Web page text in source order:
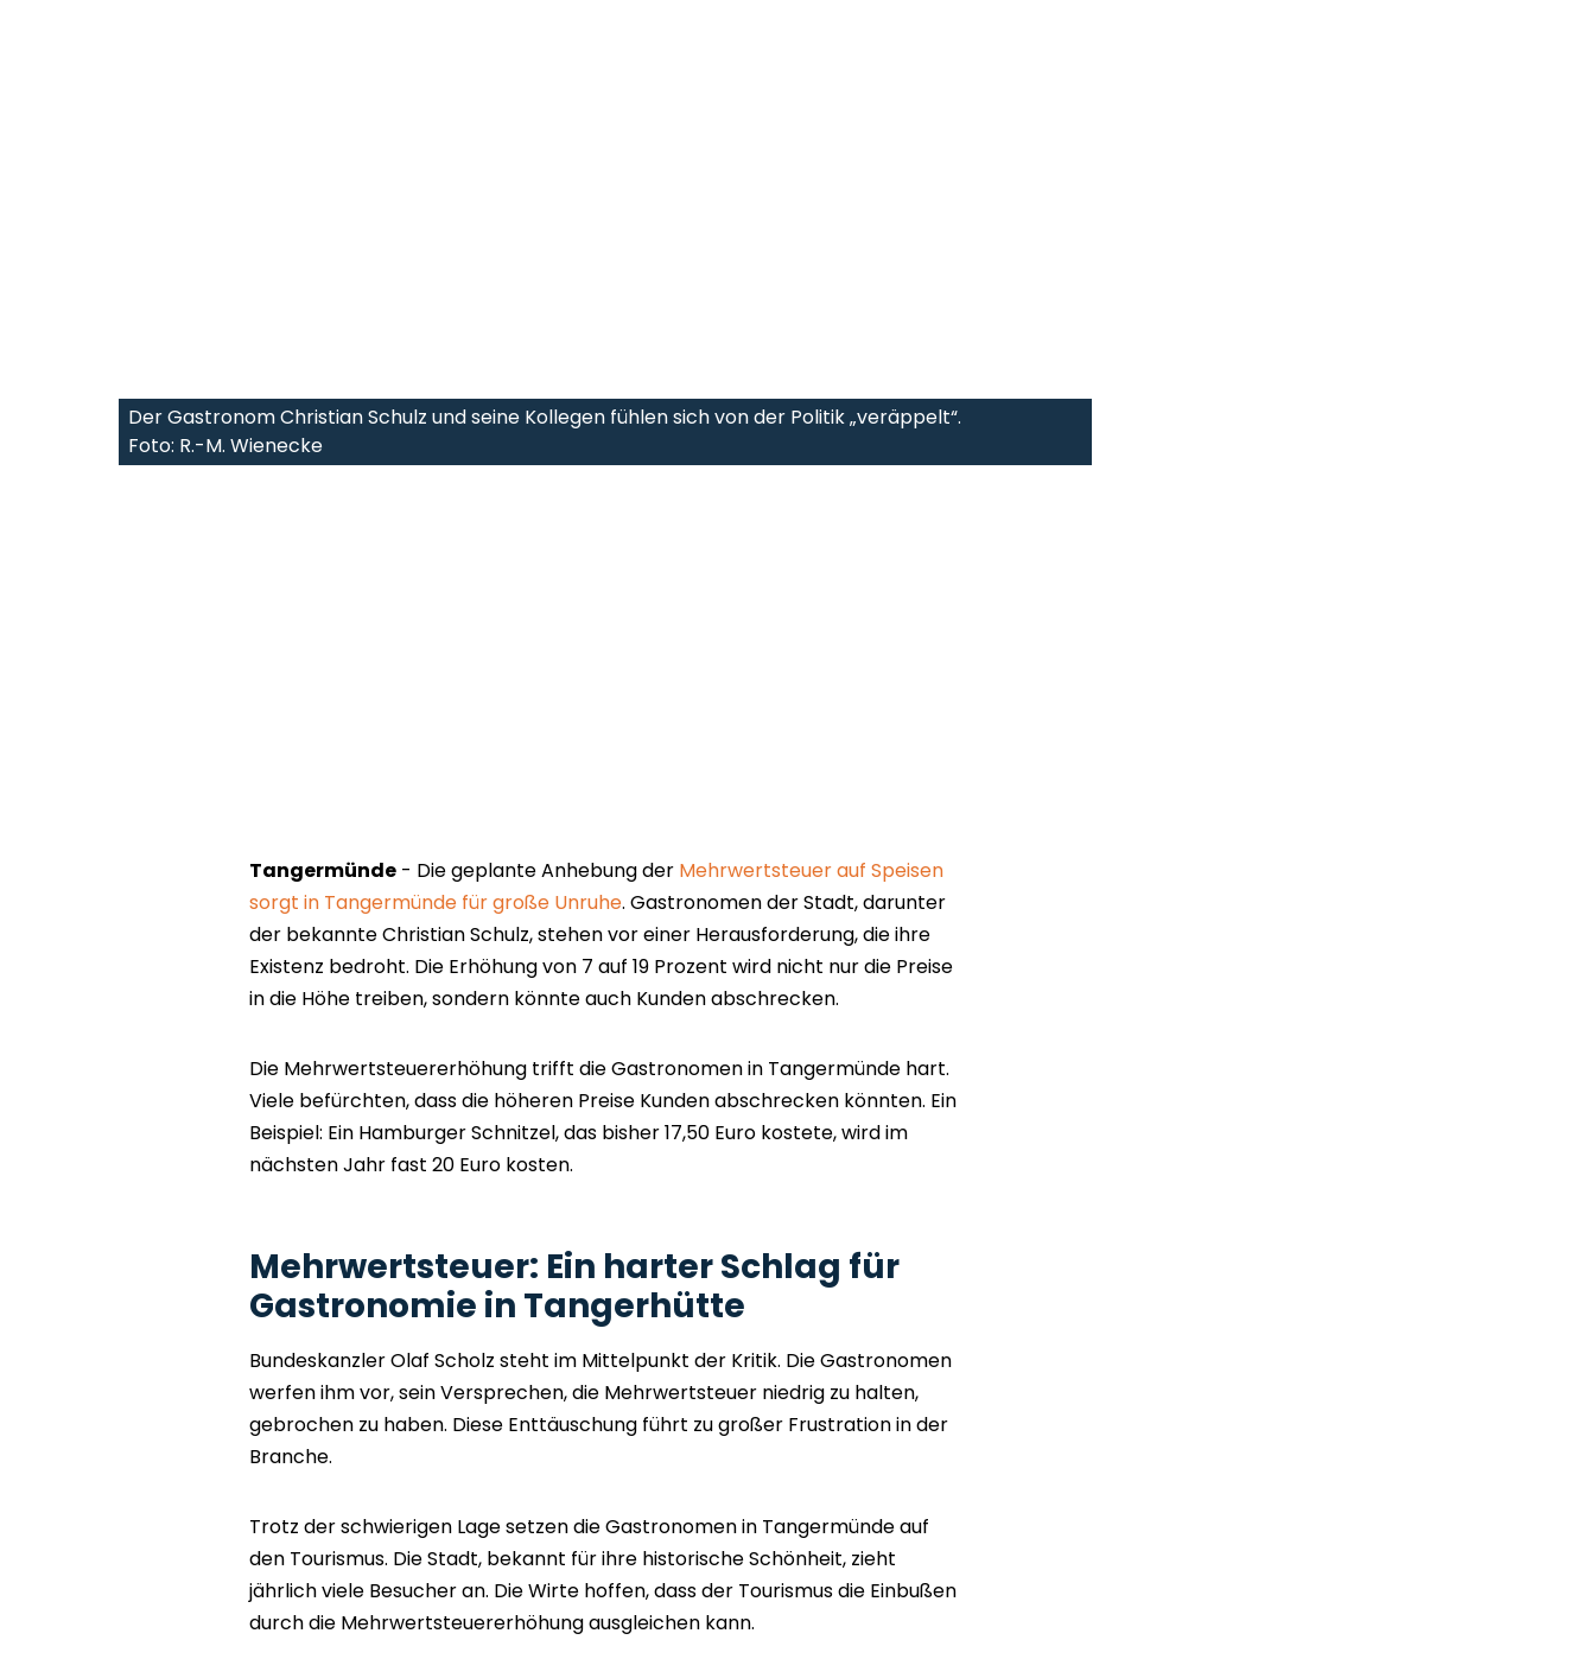
Der Gastronom Christian Schulz und seine Kollegen fühlen sich von der Politik „veräppelt“.
Foto: R.-M. Wienecke
Tangermünde - Die geplante Anhebung der Mehrwertsteuer auf Speisen
sorgt in Tangermünde für große Unruhe. Gastronomen der Stadt, darunter
der bekannte Christian Schulz, stehen vor einer Herausforderung, die ihre
Existenz bedroht. Die Erhöhung von 7 auf 19 Prozent wird nicht nur die Preise
in die Höhe treiben, sondern könnte auch Kunden abschrecken.
Die Mehrwertsteuererhöhung trifft die Gastronomen in Tangermünde hart.
Viele befürchten, dass die höheren Preise Kunden abschrecken könnten. Ein
Beispiel: Ein Hamburger Schnitzel, das bisher 17,50 Euro kostete, wird im
nächsten Jahr fast 20 Euro kosten.
Mehrwertsteuer: Ein harter Schlag für
Gastronomie in Tangerhütte
Bundeskanzler Olaf Scholz steht im Mittelpunkt der Kritik. Die Gastronomen
werfen ihm vor, sein Versprechen, die Mehrwertsteuer niedrig zu halten,
gebrochen zu haben. Diese Enttäuschung führt zu großer Frustration in der
Branche.
Trotz der schwierigen Lage setzen die Gastronomen in Tangermünde auf
den Tourismus. Die Stadt, bekannt für ihre historische Schönheit, zieht
jährlich viele Besucher an. Die Wirte hoffen, dass der Tourismus die Einbußen
durch die Mehrwertsteuererhöhung ausgleichen kann.